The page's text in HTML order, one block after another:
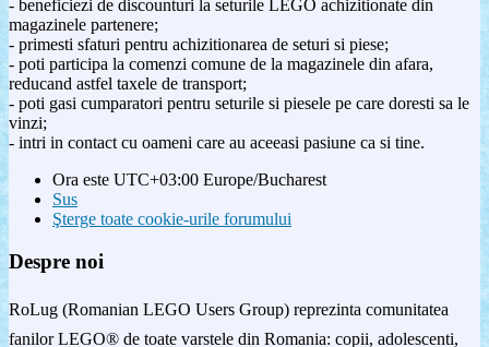
- beneficiezi de discounturi la seturile LEGO achizitionate din
magazinele partenere;
- primesti sfaturi pentru achizitionarea de seturi si piese;
- poti participa la comenzi comune de la magazinele din afara,
reducand astfel taxele de transport;
- poti gasi cumparatori pentru seturile si piesele pe care doresti sa le
vinzi;
- intri in contact cu oameni care au aceeasi pasiune ca si tine.
Ora este UTC+03:00 Europe/Bucharest
Sus
Şterge toate cookie-urile forumului
Despre noi
RoLug (Romanian LEGO Users Group) reprezinta comunitatea
fanilor LEGO® de toate varstele din Romania: copii, adolescenti,